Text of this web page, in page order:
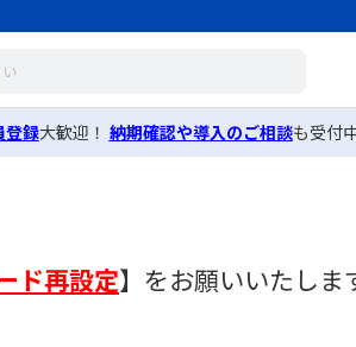
登録大歓迎！ 納期確認や導入のご相談も受付
ド再設定】 をお願いいたしま